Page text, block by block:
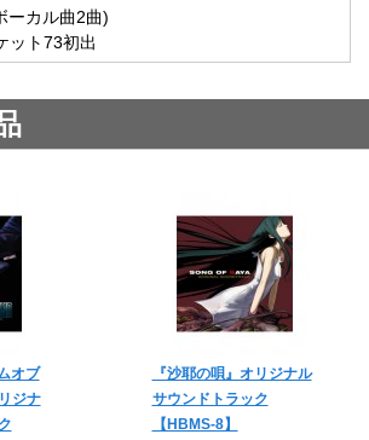
ーカル曲2曲)
ット73初出
オブ
ジナ
『沙耶の唄』オリジナル
サウンドトラック
【HBMS-8】